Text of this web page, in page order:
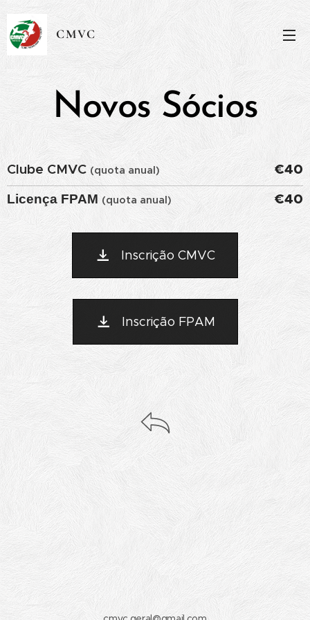
CMVC
Novos Sócios
Clube CMVC (quota anual) €40
Licença FPAM (quota anual) €40
Inscrição CMVC
Inscrição FPAM